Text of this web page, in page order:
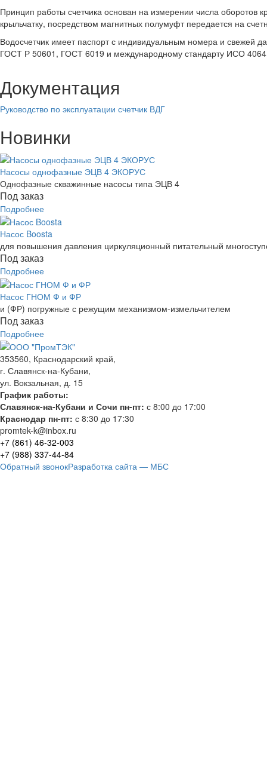
Принцип работы счетчика основан на измерении числа оборотов
крыльчатку, посредством магнитных полумуфт передается на
Водосчетчик имеет паспорт с индивидуальным номера и свежей
ГОСТ Р 50601, ГОСТ 6019 и международному стандарту ИСО
Документация
Руководство по эксплуатации счетчик ВДГ
Новинки
Насосы однофазные ЭЦВ 4 ЭКОРУС
Однофазные скважинные насосы типа ЭЦВ 4
Под заказ
Подробнее
Насос Boosta
для повышения давления циркуляционный питательный
Под заказ
Подробнее
Насос ГНОМ Ф и ФР
и (ФР) погружные с режущим механизмом-измельчителем
Под заказ
Подробнее
353560, Краснодарский край,
г. Славянск-на-Кубани,
ул. Вокзальная, д. 15
График работы:
Славянск-на-Кубани и Сочи пн-пт: с 8:00 до 17:00
Краснодар пн-пт: с 8:30 до 17:30
promtek-k@inbox.ru
+7 (861) 46-32-003
+7 (988) 337-44-84
Обратный звонокРазработка сайта — МБС